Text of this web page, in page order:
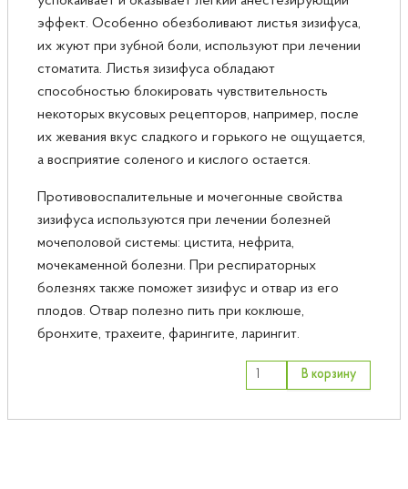
эффект. Особенно обезболивают листья зизифуса,
их жуют при зубной боли, используют при лечении
стоматита. Листья зизифуса обладают
способностью блокировать чувствительность
некоторых вкусовых рецепторов, например, после
их жевания вкус сладкого и горького не ощущается,
а восприятие соленого и кислого остается.
Противовоспалительные и мочегонные свойства
зизифуса используются при лечении болезней
мочеполовой системы: цистита, нефрита,
мочекаменной болезни. При респираторных
болезнях также поможет зизифус и отвар из его
плодов. Отвар полезно пить при коклюше,
бронхите, трахеите, фарингите, ларингит.
В корзину